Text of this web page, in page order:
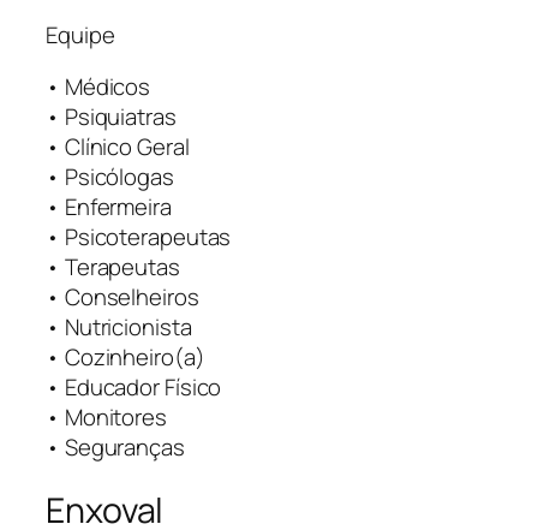
Equipe
• Médicos
• Psiquiatras
• Clínico Geral
• Psicólogas
• Enfermeira
• Psicoterapeutas
• Terapeutas
• Conselheiros
• Nutricionista
• Cozinheiro(a)
• Educador Físico
• Monitores
• Seguranças
Enxoval